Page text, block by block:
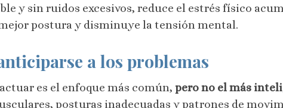
y sin ruidos excesivos, reduce el estrés físico
postura y disminuye la tensión mental.
a los problemas
es el enfoque más común,pero no el más
posturas inadecuadas y patrones de